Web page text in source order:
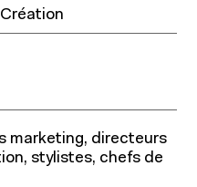
marketing, directeurs
stylistes, chefs de